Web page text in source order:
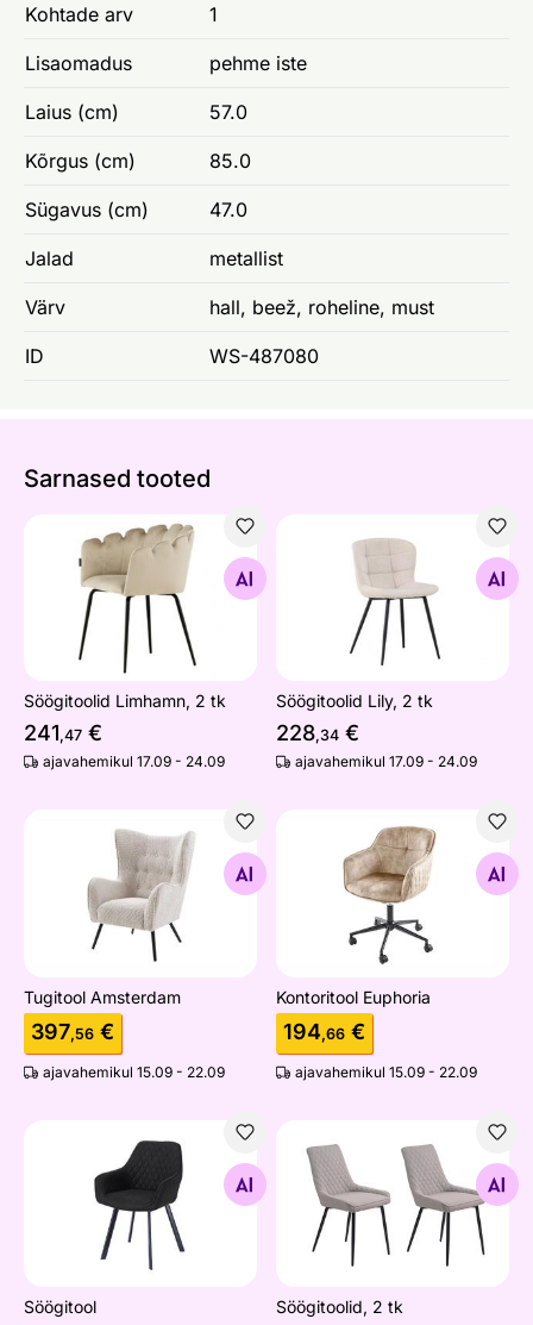
Kohtade arv 1
Lisaomadus pehme iste
Laius (cm) 57.0
Kõrgus (cm) 85.0
Sügavus (cm) 47.0
Jalad metallist
Värv hall, beež, roheline, must
ID WS-487080
Sarnased tooted
Söögitoolid Limhamn, 2 tk
Otsi sarnaseid
Söögitoolid Limhamn, 2 tk
241,47 €
ajavahemikul 17.09 - 24.09
Söögitoolid Lily, 2 tk
Otsi sarnaseid
Söögitoolid Lily, 2 tk
228,34 €
ajavahemikul 17.09 - 24.09
Tugitool Amsterdam
Otsi sarnaseid
Tugitool Amsterdam
397,56 €
ajavahemikul 15.09 - 22.09
Kontoritool Euphoria
Otsi sarnaseid
Kontoritool Euphoria
194,66 €
ajavahemikul 15.09 - 22.09
Otsi sarnaseid
Söögitool
Söögitoolid, 2 tk
Otsi sarnaseid
Söögitoolid, 2 tk